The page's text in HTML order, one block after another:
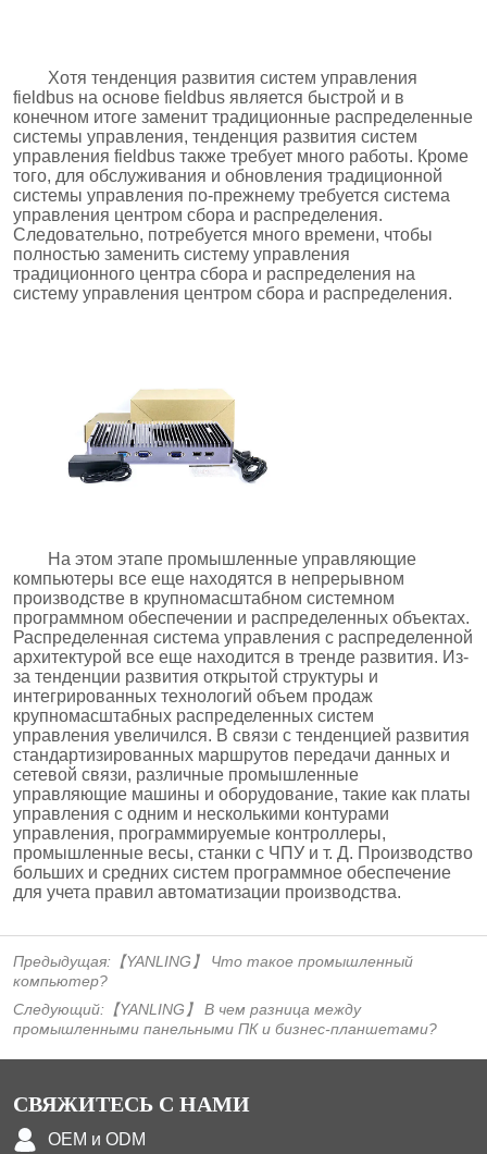
Предыдущая: 【YANLING】 Что такое промышленный
компьютер?
Следующий: 【YANLING】 В чем разница между
промышленными панельными ПК и бизнес-планшетами?
СВЯЖИТЕСЬ С НАМИ
OEM и ODM